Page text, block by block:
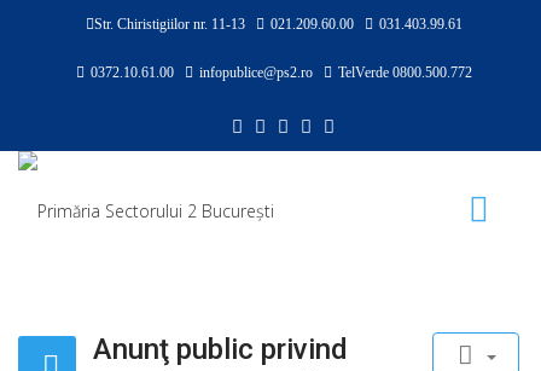
Str. Chiristigiilor nr. 11-13 021.209.60.00 031.403.99.61
0372.10.61.00 infopublice@ps2.ro TelVerde 0800.500.772
Anunţ public privind